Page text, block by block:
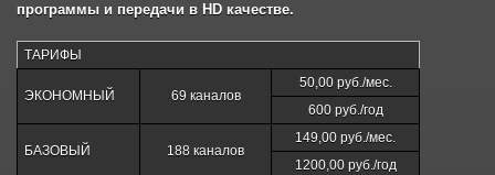
программы и передачи в HD качестве.
ТАРИФЫ
ЭКОНОМНЫЙ 69 каналов
50,00 руб./мес.
600 руб./год
БАЗОВЫЙ 188 каналов
149,00 руб./мес.
1200,00 руб./год